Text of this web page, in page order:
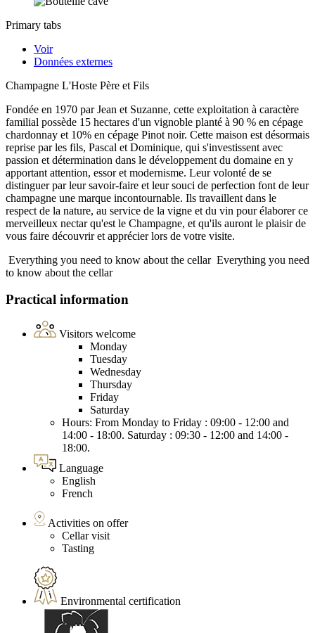
Primary tabs
Voir
Données externes
Champagne L'Hoste Père et Fils
Fondée en 1970 par Jean et Suzanne, cette exploitation à caractère
familial possède 15 hectares d'un vignoble planté à 90 % en cépage
chardonnay et 10% en cépage Pinot noir. Cette maison est désormais
reprise par les fils, Pascal et Dominique, qui s'investissent avec
passion et détermination dans le développement du domaine en y
apportant attention, essor et modernisme. Leur volonté de se
distinguer par leur savoir-faire et leur souci de perfection font de leur
champagne une marque incontournable. Ils travaillent dans le
respect de la nature, au service de la vigne et du vin pour élaborer ce
merveilleux nectar qu'est le Champagne, et qu'ils auront le plaisir de
vous faire découvrir et apprécier lors de votre visite.
Everything you need to know about the cellar Everything you need
to know about the cellar
Practical information
Visitors welcome
Monday
Tuesday
Wednesday
Thursday
Friday
Saturday
Hours: From Monday to Friday : 09:00 - 12:00 and
14:00 - 18:00. Saturday : 09:30 - 12:00 and 14:00 -
18:00.
Language
English
French
Activities on offer
Cellar visit
Tasting
Environmental certification